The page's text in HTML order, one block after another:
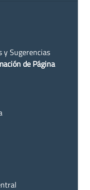
y Sugerencias
de Página